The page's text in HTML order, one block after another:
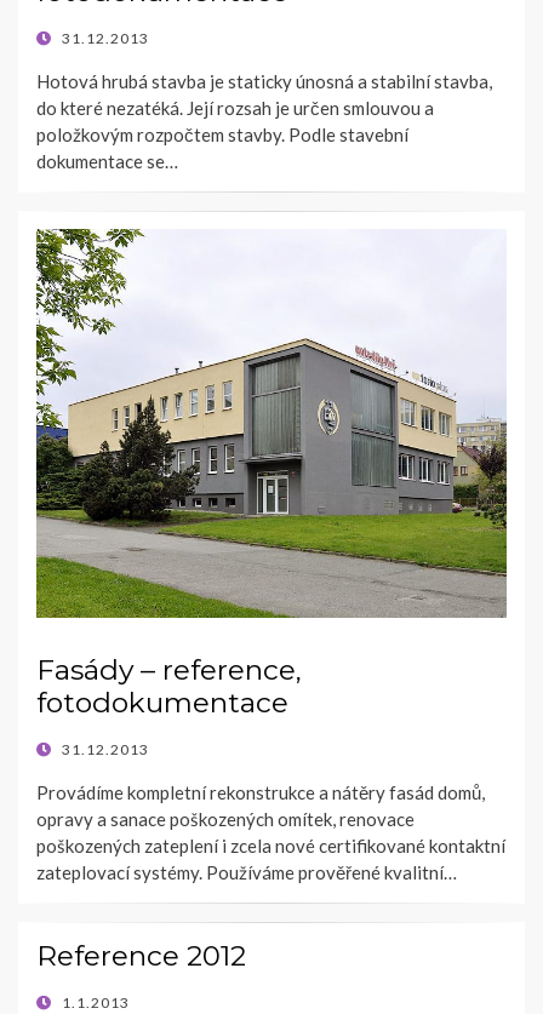
POSTED
31.12.2013
Hotová hrubá stavba je staticky únosná a stabilní stavba,
do které nezatéká. Její rozsah je určen smlouvou a
položkovým rozpočtem stavby. Podle stavební
dokumentace se…
Fasády – reference,
fotodokumentace
POSTED
31.12.2013
Provádíme kompletní rekonstrukce a nátěry fasád domů,
opravy a sanace poškozených omítek, renovace
poškozených zateplení i zcela nové certifikované kontaktní
zateplovací systémy. Používáme prověřené kvalitní…
Reference 2012
POSTED
1.1.2013